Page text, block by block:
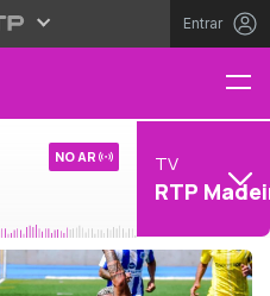
Entrar
NO AR TV
RTP